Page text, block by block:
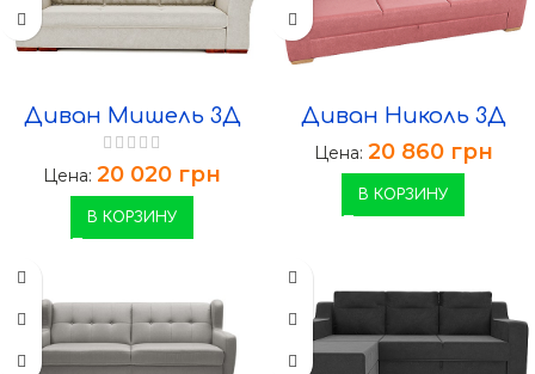
Диван Мишель 3Д
Цена: 20 020 грн
В КОРЗИНУ
Диван Николь 3Д
Цена: 20 860 грн
В КОРЗИНУ